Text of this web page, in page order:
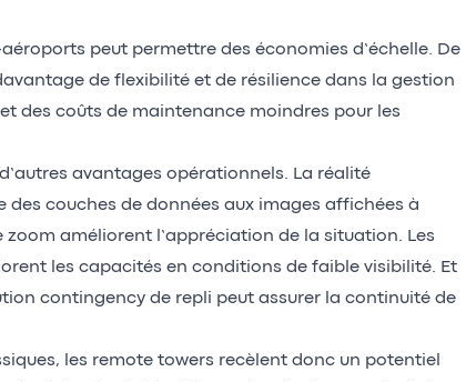
peut permettre des économies d’échelle. De
de flexibilité et de résilience dans la gestion
des coûts de maintenance moindres pour les
avantages opérationnels. La réalité
des couches de données aux images affichées à
zoom améliorent l’appréciation de la situation. Les
les capacités en conditions de faible visibilité. Et
contingency de repli peut assurer la continuité de
les remote towers recèlent donc un potentiel